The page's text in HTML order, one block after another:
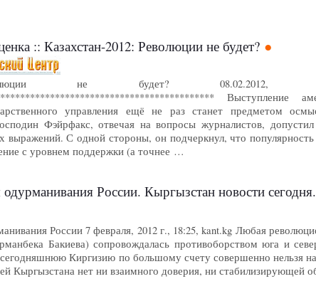
:: Казахстан-2012: Революции не будет?
не будет? 08.02.2012,
Выступление
управления ещё не раз станет предметом
Фэйрфакс, отвечая на вопросы журналистов,
С одной стороны, он подчеркнул, что популярность
с уровнем поддержки (а точнее …
России. Кыргызстан новости сегодня.
России 7 февраля, 2012 г., 18:25, kant.kg Любая
Бакиева) сопровождалась противоборством юга и
Киргизию по большому счету совершенно нельзя
Кыргызстана нет ни взаимного доверия, ни стабилизирующей